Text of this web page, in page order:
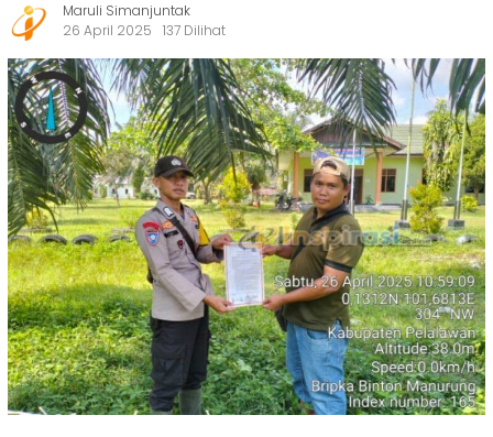
Maruli Simanjuntak
26 April 2025
137 Dilihat